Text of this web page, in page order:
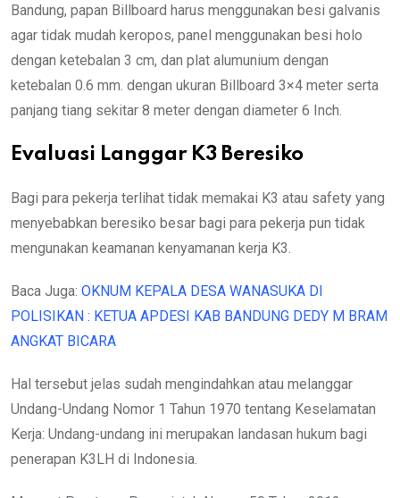
Bandung, papan Billboard harus menggunakan besi galvanis
agar tidak mudah keropos, panel menggunakan besi holo
dengan ketebalan 3 cm, dan plat alumunium dengan
ketebalan 0.6 mm. dengan ukuran Billboard 3×4 meter serta
panjang tiang sekitar 8 meter dengan diameter 6 Inch.
Evaluasi Langgar K3 Beresiko
Bagi para pekerja terlihat tidak memakai K3 atau safety yang
menyebabkan beresiko besar bagi para pekerja pun tidak
mengunakan keamanan kenyamanan kerja K3.
Baca Juga: OKNUM KEPALA DESA WANASUKA DI
POLISIKAN : KETUA APDESI KAB BANDUNG DEDY M BRAM
ANGKAT BICARA
Hal tersebut jelas sudah mengindahkan atau melanggar
Undang-Undang Nomor 1 Tahun 1970 tentang Keselamatan
Kerja: Undang-undang ini merupakan landasan hukum bagi
penerapan K3LH di Indonesia.